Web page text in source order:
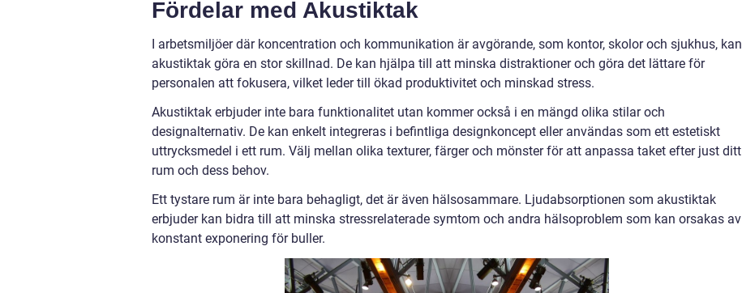
Fördelar med Akustiktak
I arbetsmiljöer där koncentration och kommunikation är avgörande, som kontor, skolor och sjukhus, kan
akustiktak göra en stor skillnad. De kan hjälpa till att minska distraktioner och göra det lättare för
personalen att fokusera, vilket leder till ökad produktivitet och minskad stress.
Akustiktak erbjuder inte bara funktionalitet utan kommer också i en mängd olika stilar och
designalternativ. De kan enkelt integreras i befintliga designkoncept eller användas som ett estetiskt
uttrycksmedel i ett rum. Välj mellan olika texturer, färger och mönster för att anpassa taket efter just ditt
rum och dess behov.
Ett tystare rum är inte bara behagligt, det är även hälsosammare. Ljudabsorptionen som akustiktak
erbjuder kan bidra till att minska stressrelaterade symtom och andra hälsoproblem som kan orsakas av
konstant exponering för buller.